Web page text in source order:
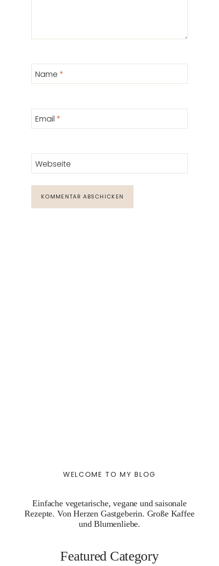
Name *
Email *
Webseite
WELCOME TO MY BLOG
Einfache vegetarische, vegane und saisonale
Rezepte. Von Herzen Gastgeberin. Große Kaffee
und Blumenliebe.
Featured Category